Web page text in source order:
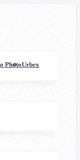
PhotoUrbex